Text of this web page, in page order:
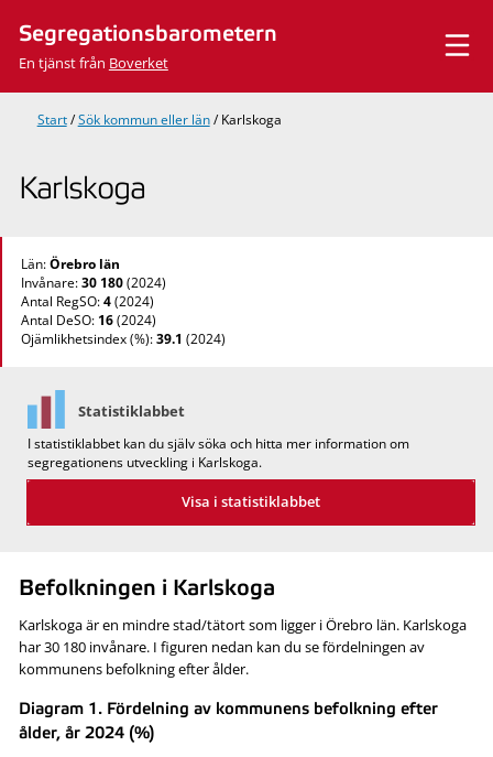
innehåll
Segregationsbarometern
En tjänst från Boverket
Start/Sök kommun eller län/Karlskoga
Karlskoga
Län:Örebro län
Invånare:30 180(2024)
Antal RegSO:4(2024)
Antal DeSO: 16(2024)
Ojämlikhetsindex (%):39.1 (2024)
Statistiklabbet
I statistiklabbet kan du själv söka och hitta mer information om
segregationens utveckling i Karlskoga.
Visa i statistiklabbet
Befolkningen i Karlskoga
Karlskoga är en mindre stad/tätort som ligger i Örebro län. Karlskoga
har 30 180 invånare. I figuren nedan kan du se fördelningen av
kommunens befolkning efter ålder.
Diagram 1. Fördelning av kommunens befolkning efter
ålder, år 2024 (%)